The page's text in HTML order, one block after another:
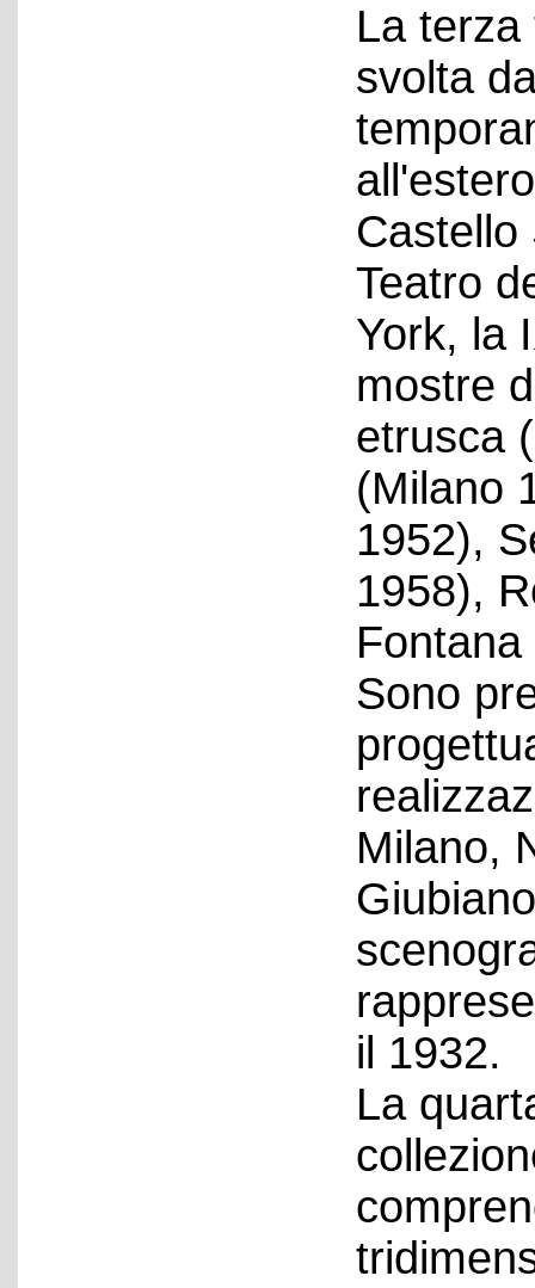
La
svolta
Castello
Teatro
York, la
mostre
etrusca
(Milano
1952),
1958),
Sono
Milano,
il 1932.
La